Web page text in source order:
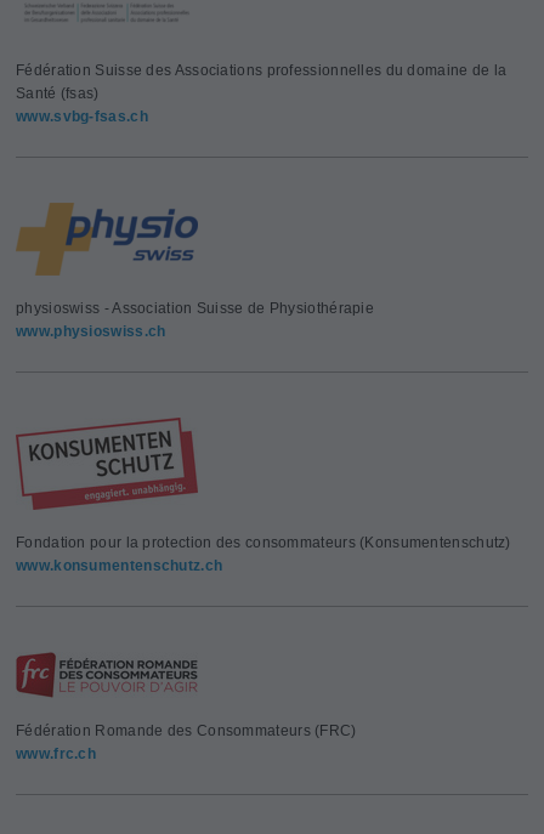
Fédération Suisse des Associations professionnelles du domaine de la
Santé (fsas)
www.svbg-fsas.ch
physioswiss - Association Suisse de Physiothérapie
www.physioswiss.ch
Fondation pour la protection des consommateurs (Konsumentenschutz)
www.konsumentenschutz.ch
Fédération Romande des Consommateurs (FRC)
www.frc.ch